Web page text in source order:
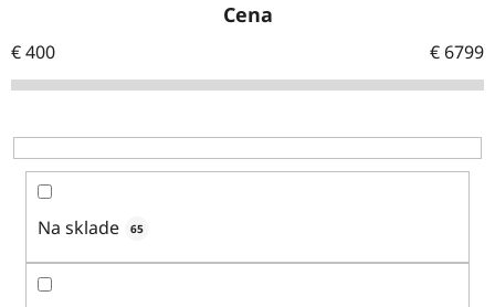
i
e
r
o
Cena
€400 € 6799
Na sklade 65